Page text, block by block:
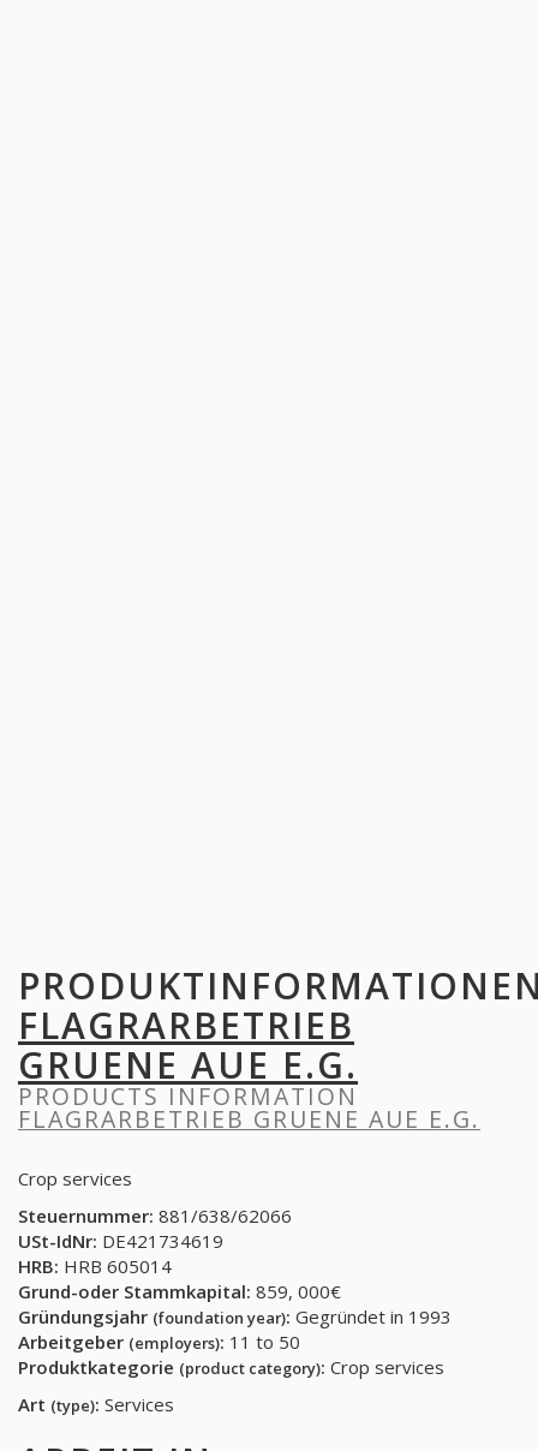
FLAGRARBETRIEB
GRUENE AUE E.G.
PRODUCTS INFORMATION
FLAGRARBETRIEB GRUENE AUE E.G.
Crop services
Steuernummer: 881/638/62066
USt-IdNr: DE421734619
HRB: HRB 605014
Grund-oder Stammkapital: 859, 000€
Gründungsjahr (foundation year): Gegründet in 1993
Arbeitgeber (employers): 11 to 50
Produktkategorie (product category): Crop services
Art (type): Services